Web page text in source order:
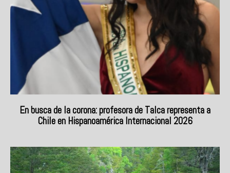
En busca de la corona: profesora de Talca representa a
Chile en Hispanoamérica Internacional 2026